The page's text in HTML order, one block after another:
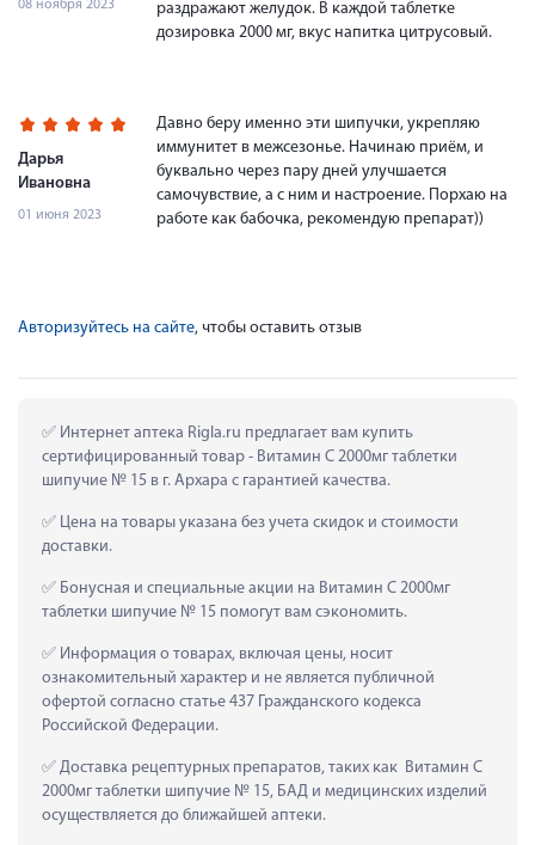
08 ноября 2023
раздражают желудок. В каждой таблетке
дозировка 2000 мг, вкус напитка цитрусовый.
Дарья
Ивановна
01 июня 2023
Давно беру именно эти шипучки, укрепляю
иммунитет в межсезонье. Начинаю приём, и
буквально через пару дней улучшается
самочувствие, а с ним и настроение. Порхаю на
работе как бабочка, рекомендую препарат))
Авторизуйтесь на сайте, чтобы оставить отзыв
Интернет аптека Rigla.ru предлагает вам купить
сертифицированный товар - Витамин С 2000мг таблетки
шипучие № 15 в г. Архара с гарантией качества.
Цена на товары указана без учета скидок и стоимости
доставки.
Бонусная и специальные акции на Витамин С 2000мг
таблетки шипучие № 15 помогут вам сэкономить.
Информация о товарах, включая цены, носит
ознакомительный характер и не является публичной
офертой согласно статье 437 Гражданского кодекса
Российской Федерации.
Доставка рецептурных препаратов, таких как  Витамин С
2000мг таблетки шипучие № 15, БАД и медицинских изделий
осуществляется до ближайшей аптеки.